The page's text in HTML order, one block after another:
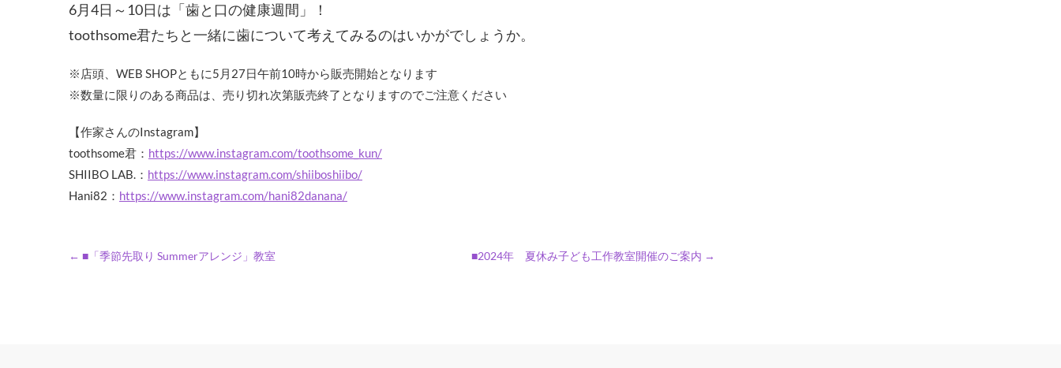
6月4日～10日は「歯と口の健康週間」！
toothsome君たちと一緒に歯について考えてみるのはいかがでしょうか。
※店頭、WEB SHOPともに5月27日午前10時から販売開始となります
※数量に限りのある商品は、売り切れ次第販売終了となりますのでご注意ください
【作家さんのInstagram】
toothsome君： https://www.instagram.com/toothsome_kun/
SHIIBO LAB.： https://www.instagram.com/shiiboshiibo/
Hani82： https://www.instagram.com/hani82danana/
← ■「季節先取り Summerアレンジ」教室 ■2024年 夏休み子ども工作教室開催のご案内 →